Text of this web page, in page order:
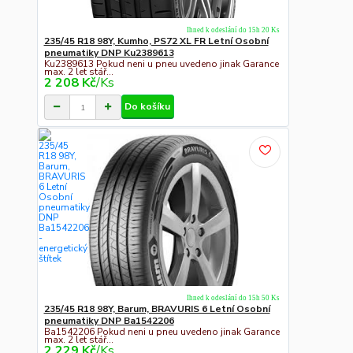
235/45 R18 98Y, Kumho, PS72 XL FR Letní Osobní
pneumatiky DNP Ku2389613
Ku2389613 Pokud neni u pneu uvedeno jinak Garance
max. 2 let stář...
2 208 Kč/Ks
Ihned k odeslání do 15h 20 Ks
Do košíku
235/45 R18 98Y, Barum, BRAVURIS 6 Letní Osobní
pneumatiky DNP Ba1542206
Ba1542206 Pokud neni u pneu uvedeno jinak Garance
max. 2 let stář...
Ihned k odeslání do 15h 50 Ks